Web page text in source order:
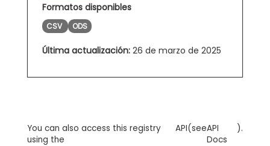
Formatos disponibles
CSV ODS
Última actualización: 26 de marzo de 2025
You can also access this registry
using the
API(seeAPI
Docs
).